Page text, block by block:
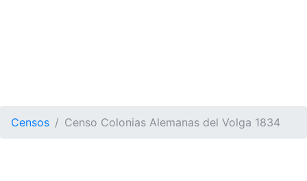
Censos Censo Colonias Alemanas del Volga 1834